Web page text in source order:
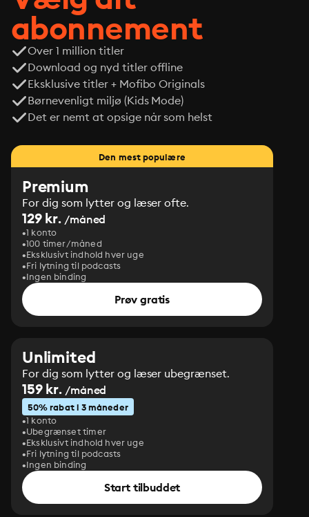
abonnement
Over 1 million titler
Download og nyd titler offline
Eksklusive titler + Mofibo Originals
Børnevenligt miljø (Kids Mode)
Det er nemt at opsige når som helst
Den mest populære
Premium
For dig som lytter og læser ofte.
129 kr. /måned
1 konto
100 timer/måned
Eksklusivt indhold hver uge
Fri lytning til podcasts
Ingen binding
Prøv gratis
Unlimited
For dig som lytter og læser ubegrænset.
159 kr. /måned
50% rabat i 3 måneder
1 konto
Ubegrænset timer
Eksklusivt indhold hver uge
Fri lytning til podcasts
Ingen binding
Start tilbuddet